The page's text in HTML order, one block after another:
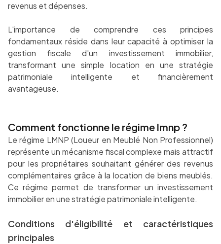
revenus et dépenses.
L'importance de comprendre ces principes
fondamentaux réside dans leur capacité à optimiser la
gestion fiscale d'un investissement immobilier,
transformant une simple location en une stratégie
patrimoniale intelligente et financièrement
avantageuse.
Comment fonctionne le régime lmnp ?
Le régime LMNP (Loueur en Meublé Non Professionnel)
représente un mécanisme fiscal complexe mais attractif
pour les propriétaires souhaitant générer des revenus
complémentaires grâce à la location de biens meublés.
Ce régime permet de transformer un investissement
immobilier en une stratégie patrimoniale intelligente.
Conditions d'éligibilité et caractéristiques
principales